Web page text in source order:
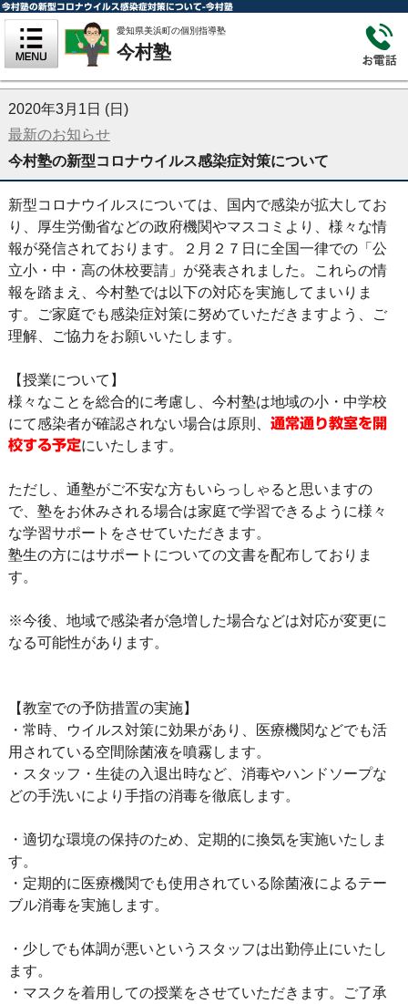
今村塾の新型コロナウイルス感染症対策について-今村塾
愛知県美浜町の個別指導塾
今村塾
2020年3月1日 (日)
最新のお知らせ
今村塾の新型コロナウイルス感染症対策について
新型コロナウイルスについては、国内で感染が拡大してお
り、厚生労働省などの政府機関やマスコミより、様々な情
報が発信されております。２月２７日に全国一律での「公
立小・中・高の休校要請」が発表されました。これらの情
報を踏まえ、今村塾では以下の対応を実施してまいりま
す。ご家庭でも感染症対策に努めていただきますよう、ご
理解、ご協力をお願いいたします。
【授業について】
様々なことを総合的に考慮し、今村塾は地域の小・中学校
にて感染者が確認されない場合は原則、 通常通り教室を開
校する予定にいたします。
ただし、通塾がご不安な方もいらっしゃると思いますの
で、塾をお休みされる場合は家庭で学習できるように様々
な学習サポートをさせていただきます。
塾生の方にはサポートについての文書を配布しておりま
す。
※今後、地域で感染者が急増した場合などは対応が変更に
なる可能性があります。
【教室での予防措置の実施】
・常時、ウイルス対策に効果があり、医療機関などでも活
用されている空間除菌液を噴霧します。
・スタッフ・生徒の入退出時など、消毒やハンドソープな
どの手洗いにより手指の消毒を徹底します。
・適切な環境の保持のため、定期的に換気を実施いたしま
す。
・定期的に医療機関でも使用されている除菌液によるテー
ブル消毒を実施します。
・少しでも体調が悪いというスタッフは出勤停止にいたし
ます。
・マスクを着用しての授業をさせていただきます。ご了承